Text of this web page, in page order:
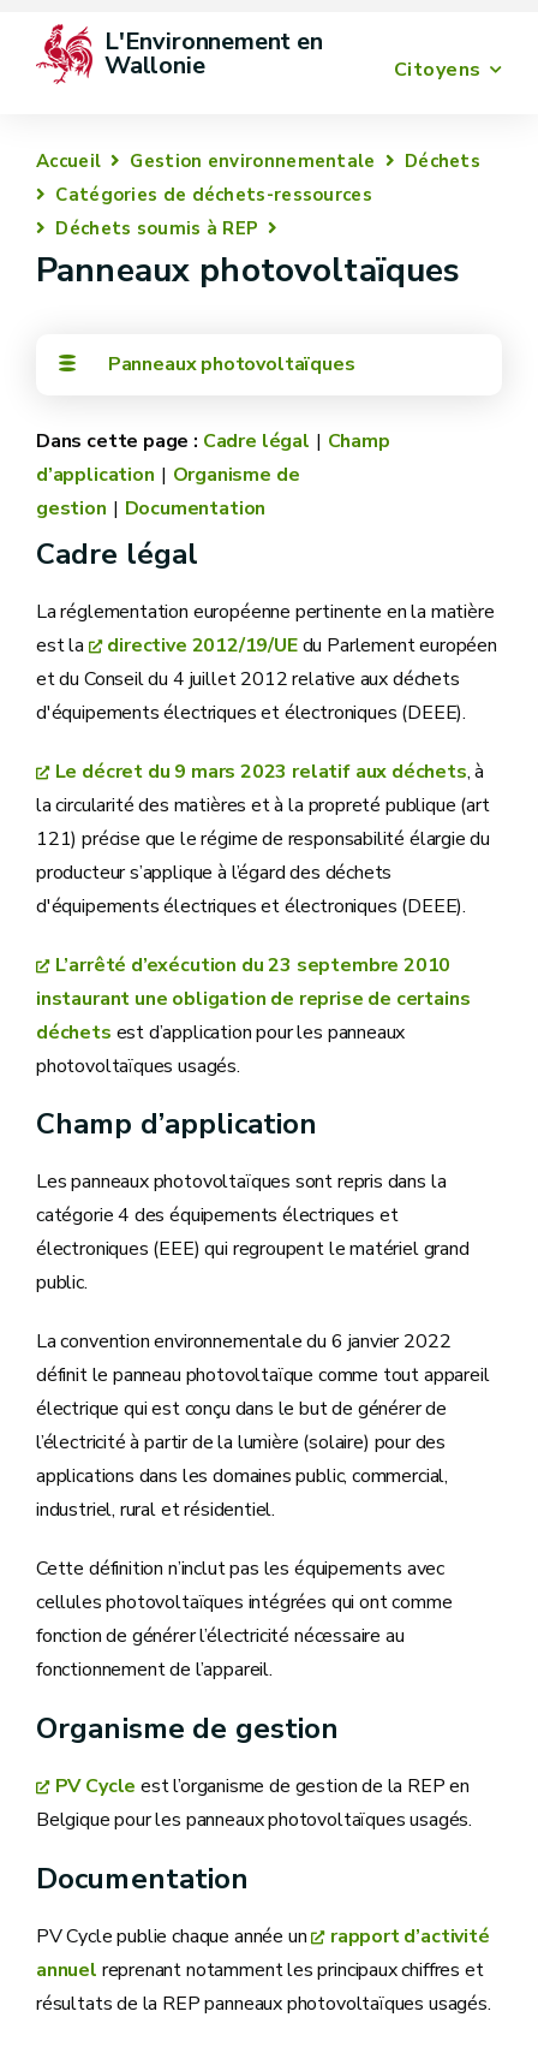
Citoyens
L'Environnement en
Wallonie
Accueil Gestion environnementale
Déchets
Catégories de déchets-ressources
Déchets soumis à REP
Panneaux photovoltaïques
Panneaux photovoltaïques
Cadre légal
Champ
d’application
Organisme de
gestion
Documentation
Cadre légal
La réglementation européenne pertinente en la matière
est la
directive 2012/19/UEdu Parlement européen
et du Conseil du 4 juillet 2012 relative aux déchets
d'équipements électriques et électroniques (DEEE).
Le décret du 9 mars 2023 relatif aux déchets, à
la circularité des matières et à la propreté publique (art
121) précise que le régime de responsabilité élargie du
producteur s’applique à l’égard des déchets
d'équipements électriques et électroniques (DEEE).
L’arrêté d’exécution du 23 septembre 2010
instaurant une obligation de reprise de certains
déchets est d’application pour les panneaux
photovoltaïques usagés.
Champ d’application
Les panneaux photovoltaïques sont repris dans la
catégorie 4 des équipements électriques et
électroniques (EEE) qui regroupent le matériel grand
public.
La convention environnementale du 6 janvier 2022
définit le panneau photovoltaïque comme tout appareil
électrique qui est conçu dans le but de générer de
l’électricité à partir de la lumière (solaire) pour des
applications dans les domaines public, commercial,
industriel, rural et résidentiel.
Cette définition n’inclut pas les équipements avec
cellules photovoltaïques intégrées qui ont comme
fonction de générer l’électricité nécessaire au
fonctionnement de l’appareil.
Organisme de gestion
PV Cycle est l’organisme de gestion de la REP en
Belgique pour les panneaux photovoltaïques usagés.
Documentation
PV Cycle publie chaque année un
rapport d’activité
annuel reprenant notamment les principaux chiffres et
résultats de la REP panneaux photovoltaïques usagés.